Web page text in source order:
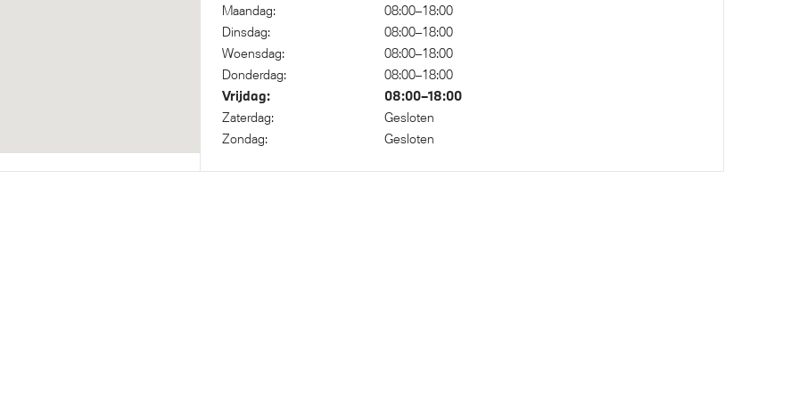
Anti blokkeer systeem
Maandag:
08:00–18:00
Dinsdag:
08:00–18:00
Woensdag:
08:00–18:00
Donderdag:
08:00–18:00
Vrijdag: 08:00–18:00
Zaterdag:
Gesloten
Zondag:
Gesloten